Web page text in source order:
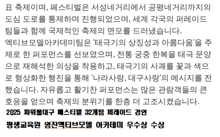
표 축제이며, 페스티벌은 서성네거리에서 공평네거리까지의
도심 도로를 통제하며 진행되었으며, 세계 각국의 퍼레이드
팀들과 함께 국제적인 축제의 면모를 드러냈습니다.
엑티브모델아카데미팀은 '태극기의 상징성과 아름다움'을 주
제로 한 퍼포먼스를 선보였으며, 전통 궁중 한복을 태극 문양
으로 재해석한 의상을 착용하고, 태극기의 사괘를 꽃과 색으
로 형상화한 행진을 통해 '나라사랑, 대구사랑'의 메시지를 전
했습니다. 자유롭고 활기찬 퍼포먼스는 많은 관람객들의 큰
호응을 얻으며 축제의 분위기를 한층 더 고조시켰습니다.